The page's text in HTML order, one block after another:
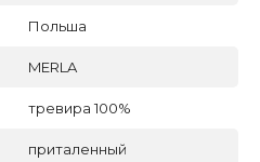
Польша
MERLA
тревира 100%
приталенный